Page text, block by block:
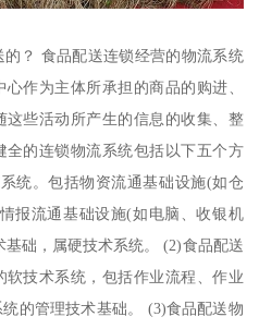
？ 食品配送连锁经营的物流系统
作为主体所承担的商品的购进、
些活动所产生的信息的收集、整
的连锁物流系统包括以下五个方
统。包括物资流通基础设施(如仓
报流通基础设施(如电脑、收银机
础，属硬技术系统。 (2)食品配送
技术系统，包括作业流程、作业
的管理技术基础。 (3)食品配送物